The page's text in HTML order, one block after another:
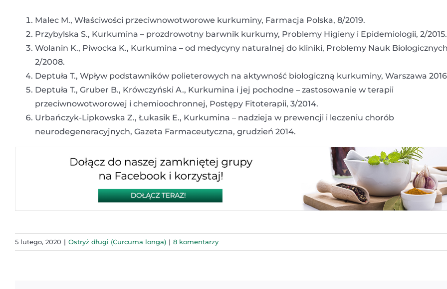
Malec M., Właściwości przeciwnowotworowe kurkuminy, Farmacja Polska, 8/2019.
Przybylska S., Kurkumina – prozdrowotny barwnik kurkumy, Problemy Higieny i Epidemiologii, 2/2015.
Wolanin K., Piwocka K., Kurkumina – od medycyny naturalnej do kliniki, Problemy Nauk
2/2008.
Deptuła T., Wpływ podstawników polieterowych na aktywność biologiczną kurkuminy, Warszawa
Deptuła T., Gruber B., Krówczyński A., Kurkumina i jej pochodne – zastosowanie w terapii
przeciwnowotworowej i chemioochronnej, Postępy Fitoterapii, 3/2014.
Urbańczyk-Lipkowska Z., Łukasik E., Kurkumina – nadzieja w prewencji i leczeniu chorób
neurodegeneracyjnych, Gazeta Farmaceutyczna, grudzień 2014.
5 lutego, 2020 | Ostryż długi (Curcuma longa) | 8 komentarzy